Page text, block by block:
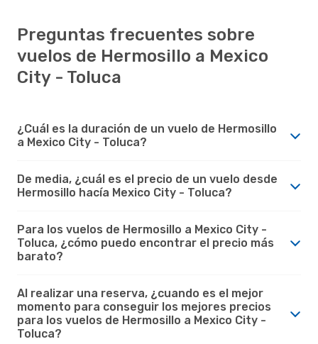
Preguntas frecuentes sobre
vuelos de Hermosillo a Mexico
City - Toluca
¿Cuál es la duración de un vuelo de Hermosillo
a Mexico City - Toluca?
De media, ¿cuál es el precio de un vuelo desde
Hermosillo hacía Mexico City - Toluca?
Para los vuelos de Hermosillo a Mexico City -
Toluca, ¿cómo puedo encontrar el precio más
barato?
Al realizar una reserva, ¿cuando es el mejor
momento para conseguir los mejores precios
para los vuelos de Hermosillo a Mexico City -
Toluca?